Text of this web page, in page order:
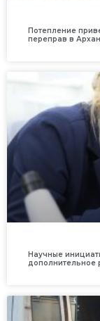
Потепление
переправ в
Научные
дополнительное